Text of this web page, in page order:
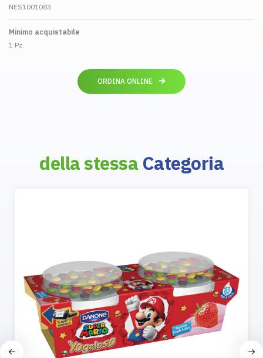
NES1001083
Minimo acquistabile
1 Pz.
ORDINA ONLINE
della stessa Categoria